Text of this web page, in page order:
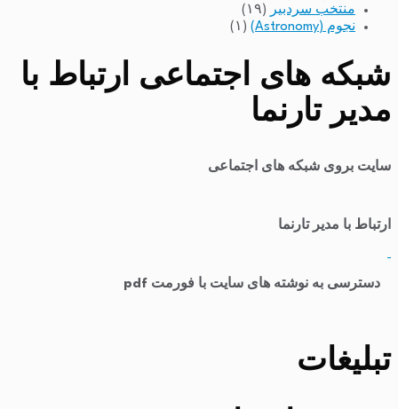
منتخب سردبیر
(۱۹)
نجوم (Astronomy)
(۱)
شبکه های اجتماعی ارتباط با
مدیر تارنما
سایت بروی شبکه های اجتماعی
ارتباط با مدیر تارنما
دسترسی به نوشته های سایت با فورمت pdf
تبلیغات